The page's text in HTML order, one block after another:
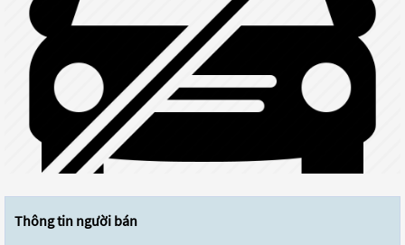
Thông tin người bán